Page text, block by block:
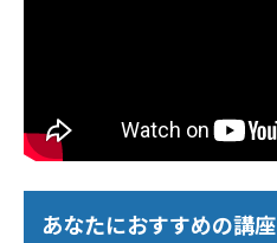
あなたにおすすめの講座